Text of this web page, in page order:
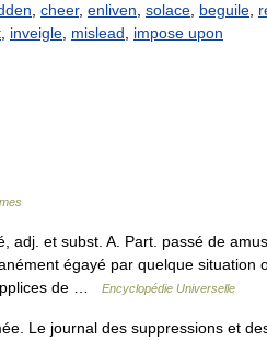
cheer, enliven solace beguile
inveigle mislead impose upon
et subst. A. Part. passé de
égayé par quelque situation
de …
Encyclopédie Universelle
Le journal des suppressions et